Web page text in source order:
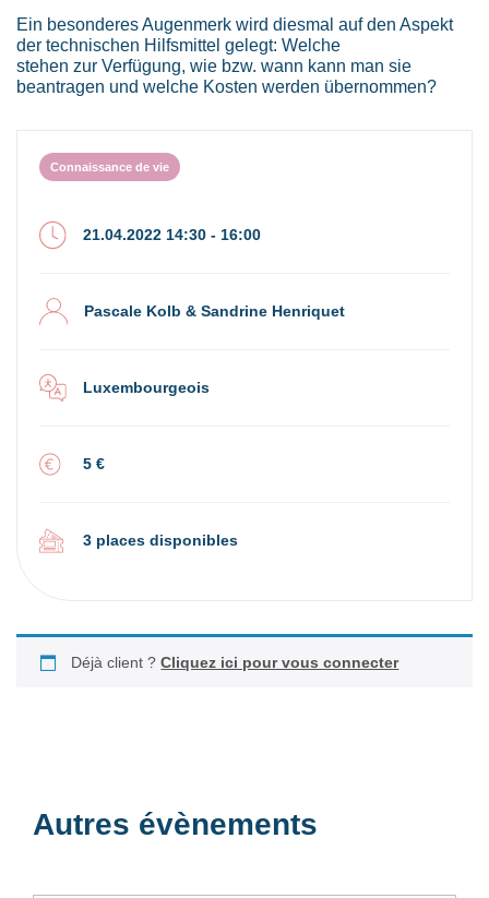
Ein besonderes Augenmerk wird diesmal auf den Aspekt
der technischen Hilfsmittel gelegt: Welche
stehen zur Verfügung, wie bzw. wann kann man sie
beantragen und welche Kosten werden übernommen?
Connaissance de vie
21.04.2022 14:30 - 16:00
Pascale Kolb & Sandrine Henriquet
Luxembourgeois
5 €
3 places disponibles
Déjà client ?Cliquez ici pour vous connecter
Autres évènements